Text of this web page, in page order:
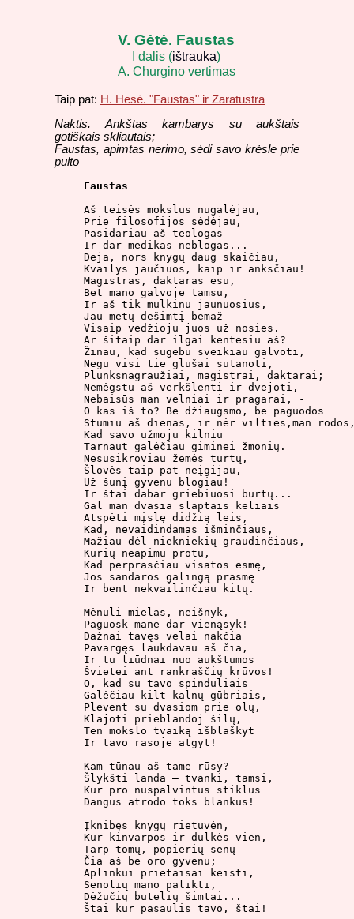
V. Gėtė. Faustas
I dalis (ištrauka)
A. Churgino vertimas
Taip pat: H. Hesė. "Faustas" ir Zaratustra
Naktis. Ankštas kambarys su aukštais
gotiškais skliautais;
Faustas, apimtas nerimo, sėdi savo krėsle prie
pulto
Faustas
Aš teisės mokslus nugalėjau,
Prie filosofijos sėdėjau,
Pasidariau aš teologas
Ir dar medikas neblogas...
Deja, nors knygų daug skaičiau,
Kvailys jaučiuos, kaip ir anksčiau!
Magistras, daktaras esu,
Bet mano galvoje tamsu,
Ir aš tik mulkinu jaunuosius,
Jau metų dešimtį bemaž
Visaip vedžioju juos už nosies.
Ar šitaip dar ilgai kentėsiu aš?
Žinau, kad sugebu sveikiau galvoti,
Negu visi tie glušai sutanoti,
Plunksnagraužiai, magistrai, daktarai;
Nemėgstu aš verkšlenti ir dvejoti, -
Nebaisūs man velniai ir pragarai, -
O kas iš to? Be džiaugsmo, be paguodos
Stumiu aš dienas, ir nėr vilties,man
Kad savo užmoju kilniu
Tarnaut galėčiau giminei žmonių.
Nesusikroviau žemės turtų,
Šlovės taip pat neįgijau, -
Už šunį gyvenu blogiau!
Ir štai dabar griebiuosi burtų...
Gal man dvasia slaptais keliais
Atspėti mįslę didžią leis,
Kad, nevaidindamas išminčiaus,
Mažiau dėl niekniekių graudinčiaus,
Kurių neapimu protu,
Kad perprasčiau visatos esmę,
Jos sandaros galingą prasmę
Ir bent nekvailinčiau kitų.
Mėnuli mielas, neišnyk,
Paguosk mane dar vienąsyk!
Dažnai tavęs vėlai nakčia
Pavargęs laukdavau aš čia,
Ir tu liūdnai nuo aukštumos
Švietei ant rankraščių krūvos!
O, kad su tavo spinduliais
Galėčiau kilt kalnų gūbriais,
Plevent su dvasiom prie olų,
Klajoti prieblandoj šilų,
Ten mokslo tvaiką išblaškyt
Ir tavo rasoje atgyt!
Kam tūnau aš tame rūsy?
Šlykšti landa – tvanki, tamsi,
Kur pro nuspalvintus stiklus
Dangus atrodo toks blankus!
Įknibęs knygų rietuvėn,
Kur kinvarpos ir dulkės vien,
Tarp tomų, popierių senų
Čia aš be oro gyvenu;
Aplinkui prietaisai keisti,
Senolių mano palikti,
Dėžučių butelių šimtai...
Štai kur pasaulis tavo, štai!